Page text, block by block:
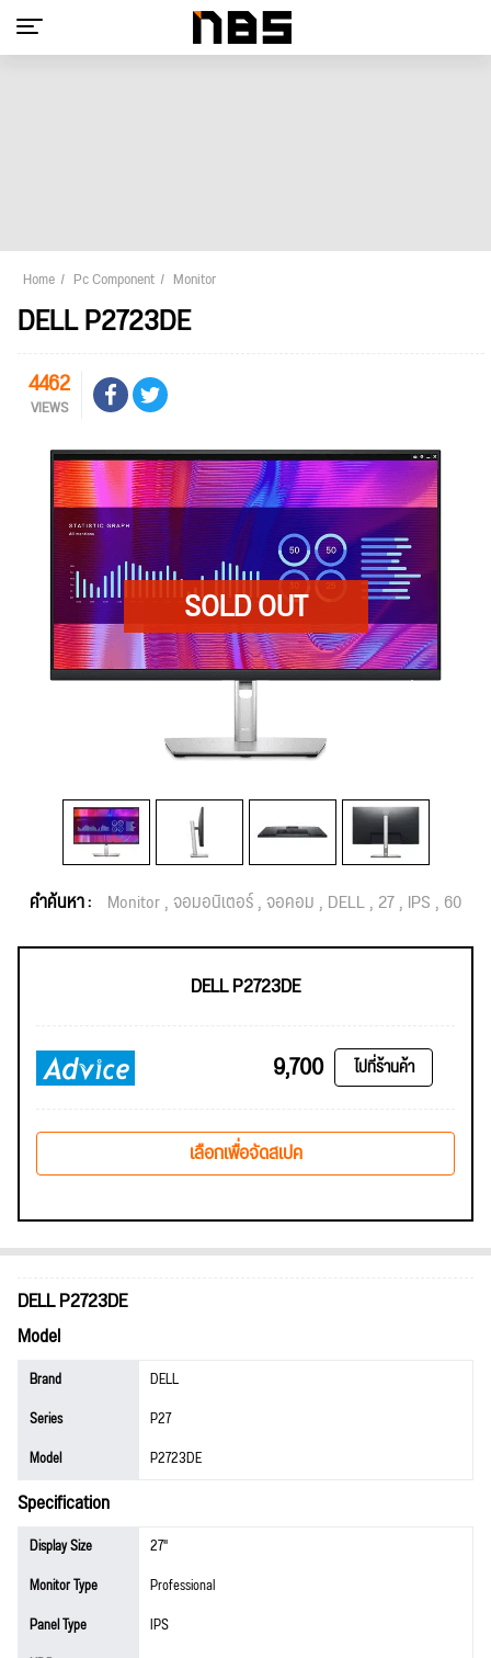
Home Pc Component Monitor
DELL P2723DE
4462
VIEWS
คำค้นหา : Monitor จอมอนิเตอร์ จอคอม DELL 27 IPS 60
DELL P2723DE
9,700 ไปที่ร้านค้า
เลือกเพื่อจัดสเปค
DELL P2723DE
Model
Brand
DELL
Series
P27
Model
P2723DE
Specification
Display Size
27"
Monitor Type
Professional
Panel Type
IPS